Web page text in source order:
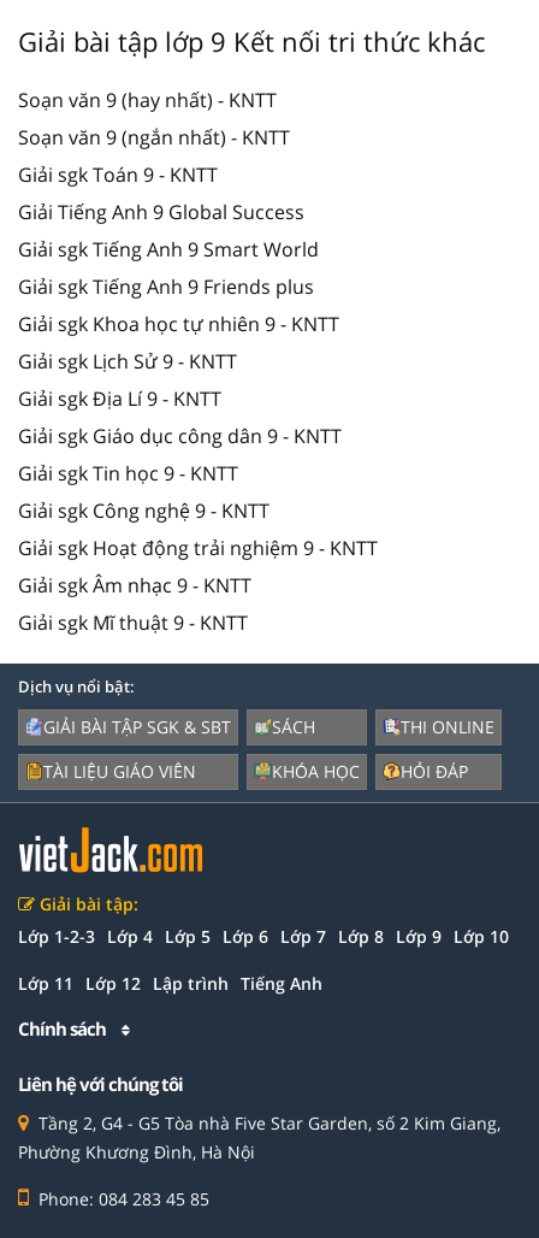
Giải bài tập lớp 9 Kết nối tri thức khác
Soạn văn 9 (hay nhất) - KNTT
Soạn văn 9 (ngắn nhất) - KNTT
Giải sgk Toán 9 - KNTT
Giải Tiếng Anh 9 Global Success
Giải sgk Tiếng Anh 9 Smart World
Giải sgk Tiếng Anh 9 Friends plus
Giải sgk Khoa học tự nhiên 9 - KNTT
Giải sgk Lịch Sử 9 - KNTT
Giải sgk Địa Lí 9 - KNTT
Giải sgk Giáo dục công dân 9 - KNTT
Giải sgk Tin học 9 - KNTT
Giải sgk Công nghệ 9 - KNTT
Giải sgk Hoạt động trải nghiệm 9 - KNTT
Giải sgk Âm nhạc 9 - KNTT
Giải sgk Mĩ thuật 9 - KNTT
Dịch vụ nổi bật:
GIẢI BÀI TẬP SGK & SBT
TÀI LIỆU GIÁO VIÊN
SÁCH
KHÓA HỌC
THI ONLINE
HỎI ĐÁP
Giải bài tập:
Lớp 1-2-3 Lớp 4 Lớp 5 Lớp 6 Lớp 7 Lớp 8 Lớp 9 Lớp 10
Lớp 11 Lớp 12 Lập trình Tiếng Anh
Chính sách
Liên hệ với chúng tôi
Tầng 2, G4 - G5 Tòa nhà Five Star Garden, số 2 Kim Giang,
Phường Khương Đình, Hà Nội
Phone: 084 283 45 85